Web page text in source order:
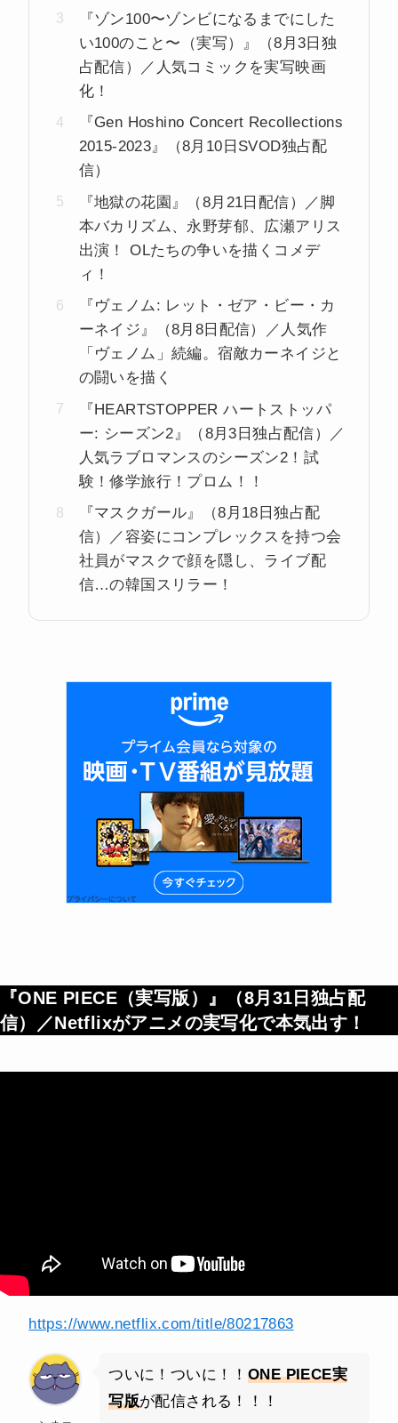
『ゾン100〜ゾンビになるまでにした
い100のこと〜（実写）』（8月3日独
占配信）／人気コミックを実写映画
化！
『Gen Hoshino Concert Recollections
2015-2023』（8月10日SVOD独占配
信）
『地獄の花園』（8月21日配信）／脚
本バカリズム、永野芽郁、広瀬アリス
出演！ OLたちの争いを描くコメデ
ィ！
『ヴェノム: レット・ゼア・ビー・カ
ーネイジ』（8月8日配信）／人気作
「ヴェノム」続編。宿敵カーネイジと
の闘いを描く
『HEARTSTOPPER ハートストッパ
ー: シーズン2』（8月3日独占配信）／
人気ラブロマンスのシーズン2！試
験！修学旅行！プロム！！
『マスクガール』（8月18日独占配
信）／容姿にコンプレックスを持つ会
社員がマスクで顔を隠し、ライブ配
信…の韓国スリラー！
『ONE PIECE（実写版）』（8月31日独占配
信）／Netflixがアニメの実写化で本気出す！
https://www.netflix.com/title/80217863
ついに！ついに！！ ONE PIECE実
写版が配信される！！！